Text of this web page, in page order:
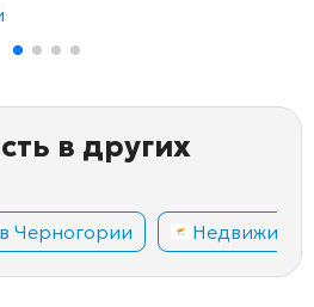
в других
Черногории